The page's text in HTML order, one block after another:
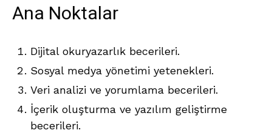
Ana Noktalar
Dijital okuryazarlık becerileri.
Sosyal medya yönetimi yetenekleri.
Veri analizi ve yorumlama becerileri.
İçerik oluşturma ve yazılım geliştirme
becerileri.